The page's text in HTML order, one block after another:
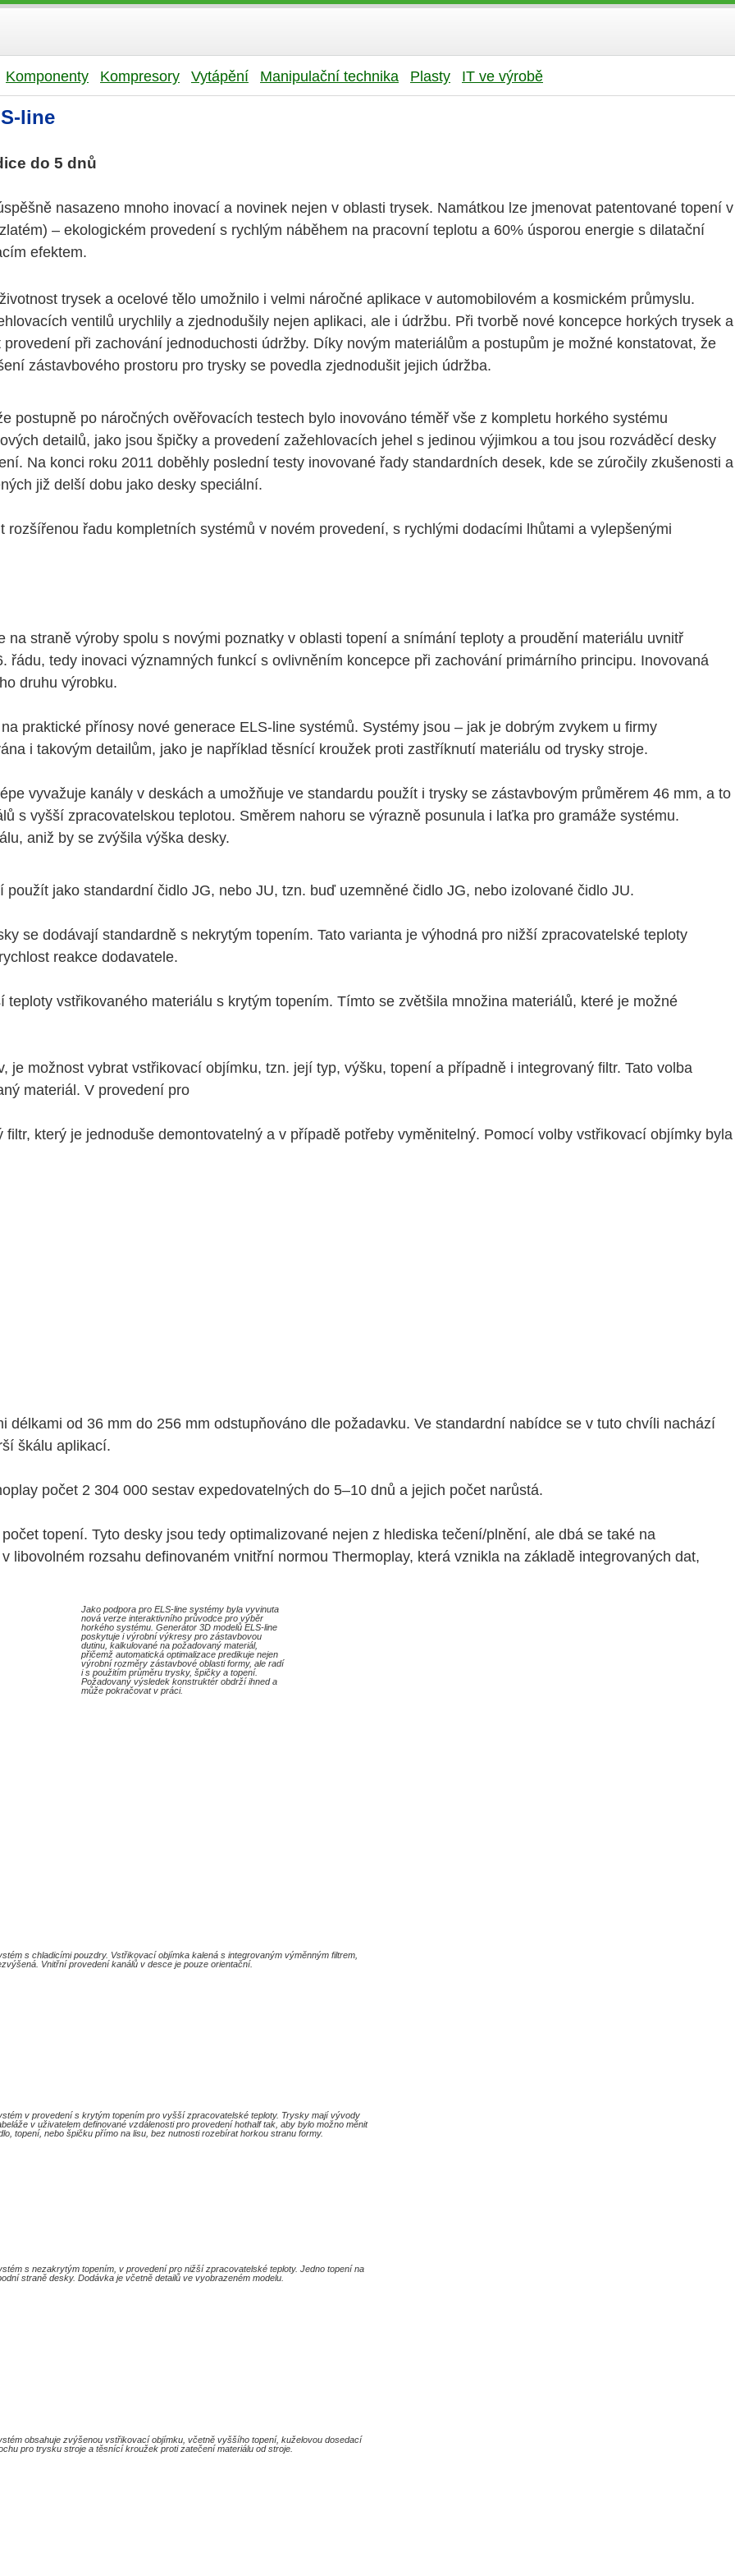
Komponenty Kompresory Vytápění Manipulační technika Plasty IT ve výrobě
line
do 5 dnů
nasazeno mnoho inovací a novinek nejen v oblasti trysek. Namátkou lze jmenovat patentované topení v
– ekologickém provedení s rychlým náběhem na pracovní teplotu a 60% úsporou energie s dilatační
efektem.
trysek a ocelové tělo umožnilo i velmi náročné aplikace v automobilovém a kosmickém průmyslu.
ventilů urychlily a zjednodušily nejen aplikaci, ale i údržbu. Při tvorbě nové koncepce horkých trysek a
při zachování jednoduchosti údržby. Díky novým materiálům a postupům je možné konstatovat, že
zástavbového prostoru pro trysky se povedla zjednodušit jejich údržba.
postupně po náročných ověřovacích testech bylo inovováno téměř vše z kompletu horkého systému
detailů, jako jsou špičky a provedení zažehlovacích jehel s jedinou výjimkou a tou jsou rozváděcí desky
Na konci roku 2011 doběhly poslední testy inovované řady standardních desek, kde se zúročily zkušenosti a
již delší dobu jako desky speciální.
rozšířenou řadu kompletních systémů v novém provedení, s rychlými dodacími lhůtami a vylepšenými
straně výroby spolu s novými poznatky v oblasti topení a snímání teploty a proudění materiálu uvnitř
řádu, tedy inovaci významných funkcí s ovlivněním koncepce při zachování primárního principu. Inovovaná
druhu výrobku.
praktické přínosy nové generace ELS-line systémů. Systémy jsou – jak je dobrým zvykem u firmy
i takovým detailům, jako je například těsnící kroužek proti zastříknutí materiálu od trysky stroje.
vyvažuje kanály v deskách a umožňuje ve standardu použít i trysky se zástavbovým průměrem 46 mm, a to
s vyšší zpracovatelskou teplotou. Směrem nahoru se výrazně posunula i laťka pro gramáže systému.
aniž by se zvýšila výška desky.
použít jako standardní čidlo JG, nebo JU, tzn. buď uzemněné čidlo JG, nebo izolované čidlo JU.
se dodávají standardně s nekrytým topením. Tato varianta je výhodná pro nižší zpracovatelské teploty
reakce dodavatele.
vstřikovaného materiálu s krytým topením. Tímto se zvětšila množina materiálů, které je možné
je možnost vybrat vstřikovací objímku, tzn. její typ, výšku, topení a případně i integrovaný filtr. Tato volba
materiál. V provedení pro
který je jednoduše demontovatelný a v případě potřeby vyměnitelný. Pomocí volby vstřikovací objímky byla
délkami od 36 mm do 256 mm odstupňováno dle požadavku. Ve standardní nabídce se v tuto chvíli nachází
škálu aplikací.
počet 2 304 000 sestav expedovatelných do 5–10 dnů a jejich počet narůstá.
topení. Tyto desky jsou tedy optimalizované nejen z hlediska tečení/plnění, ale dbá se také na
libovolném rozsahu definovaném vnitřní normou Thermoplay, která vznikla na základě integrovaných dat,
Jako podpora pro ELS-line systémy byla vyvinuta
nová verze interaktivního průvodce pro výběr
horkého systému. Generátor 3D modelů ELS-line
poskytuje i výrobní výkresy pro zástavbovou
dutinu, kalkulované na požadovaný materiál,
přičemž automatická optimalizace predikuje nejen
výrobní rozměry zástavbové oblasti formy, ale radí
i s použitím průměru trysky, špičky a topení.
Požadovaný výsledek konstruktér obdrží ihned a
může pokračovat v práci.
s chladicími pouzdry. Vstřikovací objímka kalená s integrovaným výměnným filtrem,
Vnitřní provedení kanálů v desce je pouze orientační.
v provedení s krytým topením pro vyšší zpracovatelské teploty. Trysky mají vývody
v uživatelem definované vzdálenosti pro provedení hothalf tak, aby bylo možno měnit
topení, nebo špičku přímo na lisu, bez nutnosti rozebírat horkou stranu formy.
s nezakrytým topením, v provedení pro nižší zpracovatelské teploty. Jedno topení na
straně desky. Dodávka je včetně detailů ve vyobrazeném modelu.
obsahuje zvýšenou vstřikovací objímku, včetně vyššího topení, kuželovou dosedací
pro trysku stroje a těsnící kroužek proti zatečení materiálu od stroje.